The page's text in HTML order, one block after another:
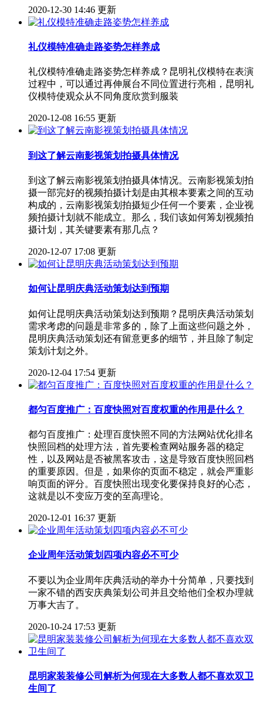
2020-12-30 14:46 更新
礼仪模特准确走路姿势怎样养成
礼仪模特准确走路姿势怎样养成？​昆明礼仪模特在表演
过程中，可以通过再伸展台不同位置进行亮相，昆明礼
仪模特​使观众从不同角度欣赏到服装
2020-12-08 16:55 更新
到这了解云南影视策划拍摄具体情况
到这了解云南影视策划拍摄具体情况。​云南影视策划拍
摄一部完好的视频拍摄计划是由其根本要素之间的互动
构成的，云南影视策划拍摄​短少任何一个要素，企业视
频拍摄计划就不能成立。那么，我们该如何筹划视频拍
摄计划，其关键要素有那几点？
2020-12-07 17:08 更新
如何让昆明庆典活动策划达到预期
如何让昆明庆典活动策划达到预期？​昆明庆典活动策划
需求考虑的问题是非常多的，除了上面这些问题之外，
昆明庆典活动策划​还有留意更多的细节，并且除了制定
策划计划之外。
2020-12-04 17:54 更新
都匀百度推广：百度快照对百度权重的作用是什么？
都匀百度推广：处理百度快照不同的方法网站优化排名
快照回档的处理方法，首先要检查网站服务器的稳定
性，以及网站是否被黑客攻击，这是导致百度快照回档
的重要原因。但是，如果你的页面不稳定，就会严重影
响页面的评分。百度快照出现变化要保持良好的心态，
这就是以不变应万变的至高理论。
2020-12-01 16:37 更新
企业周年活动策划四项内容必不可少
不要以为企业周年庆典活动的举办十分简单，只要找到
一家不错的西安庆典策划公司并且交给他们全权办理就
万事大吉了。
2020-10-24 17:53 更新
昆明家装装修公司解析为何现在大多数人都不喜欢双卫
生间了